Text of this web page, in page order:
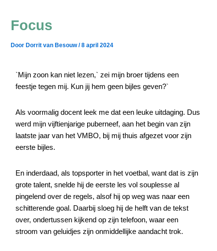
Focus
Door Dorrit van Besouw/8 april 2024
`Mijn zoon kan niet lezen,` zei mijn broer tijdens een
feestje tegen mij. Kun jij hem geen bijles geven?`
Als voormalig docent leek me dat een leuke uitdaging. Dus
werd mijn vijftienjarige puberneef, aan het begin van zijn
laatste jaar van het VMBO, bij mij thuis afgezet voor zijn
eerste bijles.
En inderdaad, als topsporter in het voetbal, want dat is zijn
grote talent, snelde hij de eerste les vol souplesse al
pingelend over de regels, alsof hij op weg was naar een
schitterende goal. Daarbij sloeg hij de helft van de tekst
over, ondertussen kijkend op zijn telefoon, waar een
stroom van geluidjes zijn onmiddellijke aandacht trok.